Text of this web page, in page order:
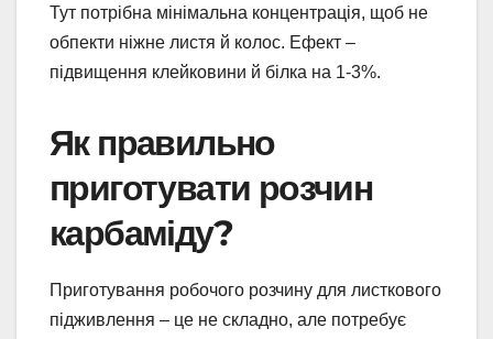
Тут потрібна мінімальна концентрація, щоб не
обпекти ніжне листя й колос. Ефект –
підвищення клейковини й білка на 1-3%.
Як правильно
приготувати розчин
карбаміду?
Приготування робочого розчину для листкового
підживлення – це не складно, але потребує